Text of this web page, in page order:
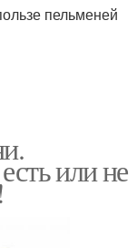
пельменей
или не